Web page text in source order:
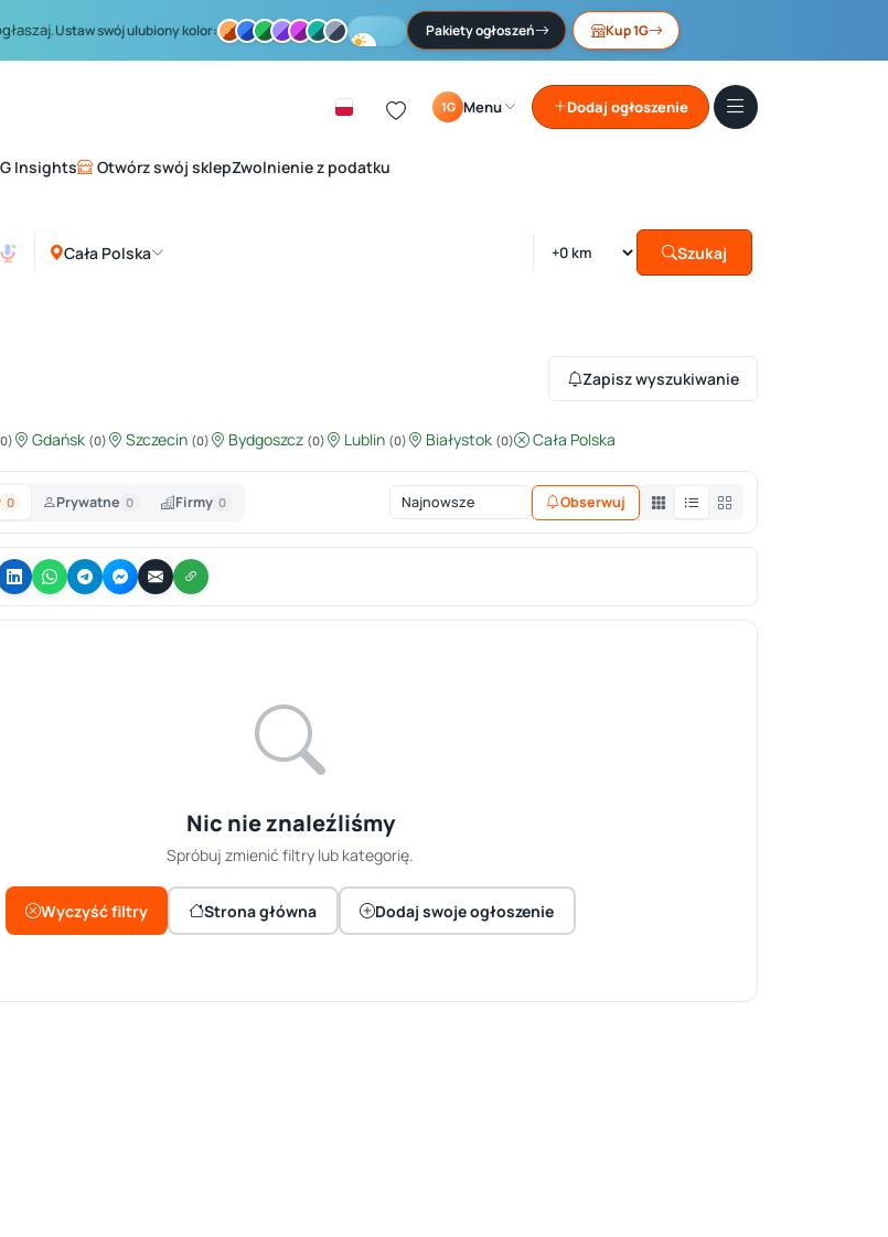
Ustaw swój ulubiony kolor: Pakiety ogłoszeń Kup 1G
1G Menu Dodaj ogłoszenie
Insights Otwórz swój sklepZwolnienie z podatku
Cała Polska Szukaj
Zapisz wyszukiwanie
Gdańsk (0) Szczecin (0) Bydgoszcz (0) Lublin (0) Białystok (0) Cała Polska
0 Prywatne 0 Firmy 0 Obserwuj
Nic nie znaleźliśmy
Spróbuj zmienić filtry lub kategorię.
Wyczyść filtry Strona główna Dodaj swoje ogłoszenie